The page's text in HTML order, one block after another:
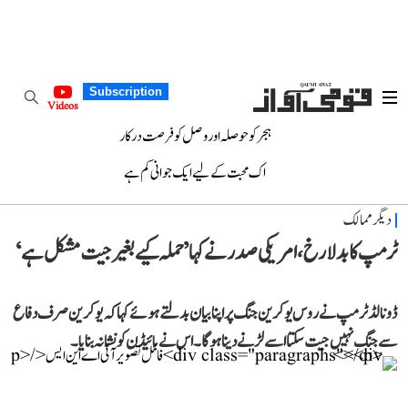
Subscription
Videos
ہجر کو حوصلہ اور وصل کو فرصت درکار
اک محبت کے لیے ایک جوانی کم ہے
دیگر ممالک
ٹرمپ کا بدلا رخ، امریکی صدر نے کہا ’حملہ کیے بغیر جیت مشکل ہے‘
ڈونالڈ ٹرمپ نے روس یوکرین جنگ پر اپنا بیان بدلتے ہوئے کہا کہ یوکرین صرف دفاع
سے جنگ نہیں جیت سکتا اسے لڑنے دینا ہوگا۔ اس نے بائیڈن کو نشانہ بنایا۔